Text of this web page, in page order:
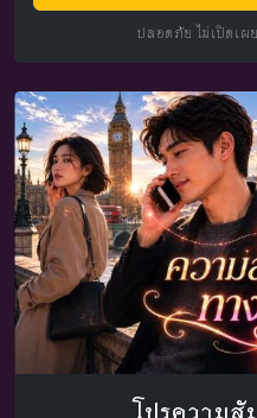
ปลอดภัย ไม่เปิดเผ